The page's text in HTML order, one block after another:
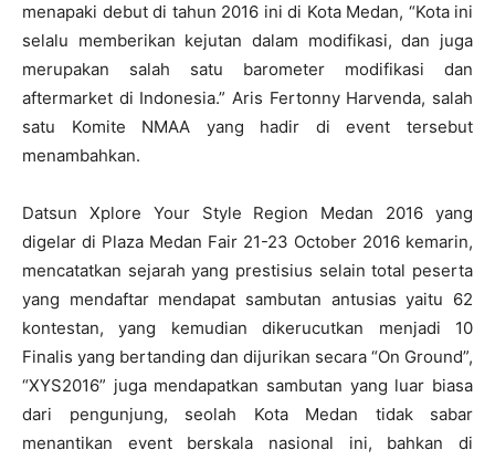
menapaki debut di tahun 2016 ini di Kota Medan, “Kota ini
selalu memberikan kejutan dalam modifikasi, dan juga
merupakan salah satu barometer modifikasi dan
aftermarket di Indonesia.” Aris Fertonny Harvenda, salah
satu Komite NMAA yang hadir di event tersebut
menambahkan.
Datsun Xplore Your Style Region Medan 2016 yang
digelar di Plaza Medan Fair 21-23 October 2016 kemarin,
mencatatkan sejarah yang prestisius selain total peserta
yang mendaftar mendapat sambutan antusias yaitu 62
kontestan, yang kemudian dikerucutkan menjadi 10
Finalis yang bertanding dan dijurikan secara “On Ground”,
“XYS2016” juga mendapatkan sambutan yang luar biasa
dari pengunjung, seolah Kota Medan tidak sabar
menantikan event berskala nasional ini, bahkan di